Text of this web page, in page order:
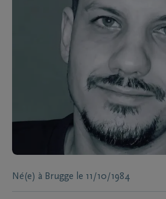
Né(e) à Brugge le 11/10/1984